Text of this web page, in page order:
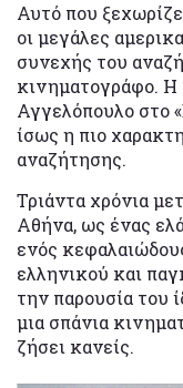
Αυτό που
οι μεγάλες
συνεχής του
κινηματογράφο.
Αγγελόπουλο στο
ίσως η πιο
αναζήτησης.
Τριάντα χρόνια
Αθήνα, ως ένας
ενός
ελληνικού και
την παρουσία του
μια σπάνια
ζήσει κανείς.